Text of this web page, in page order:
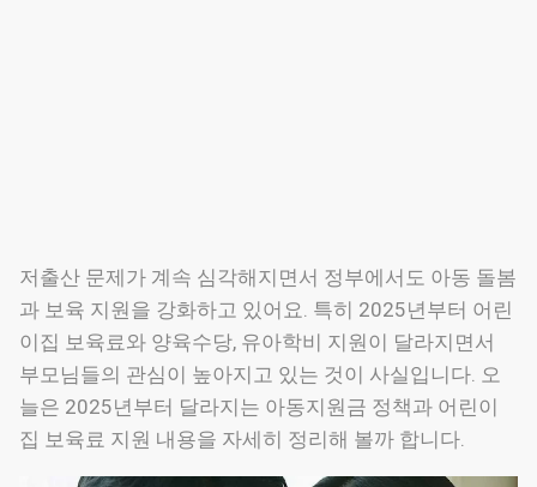
저출산 문제가 계속 심각해지면서 정부에서도 아동 돌봄
과 보육 지원을 강화하고 있어요. 특히 2025년부터 어린
이집 보육료와 양육수당, 유아학비 지원이 달라지면서
부모님들의 관심이 높아지고 있는 것이 사실입니다. 오
늘은 2025년부터 달라지는 아동지원금 정책과 어린이
집 보육료 지원 내용을 자세히 정리해 볼까 합니다.